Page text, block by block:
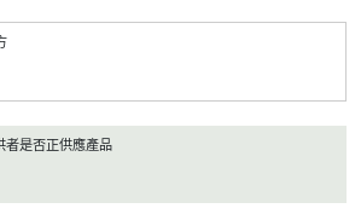
者是否正供應產品